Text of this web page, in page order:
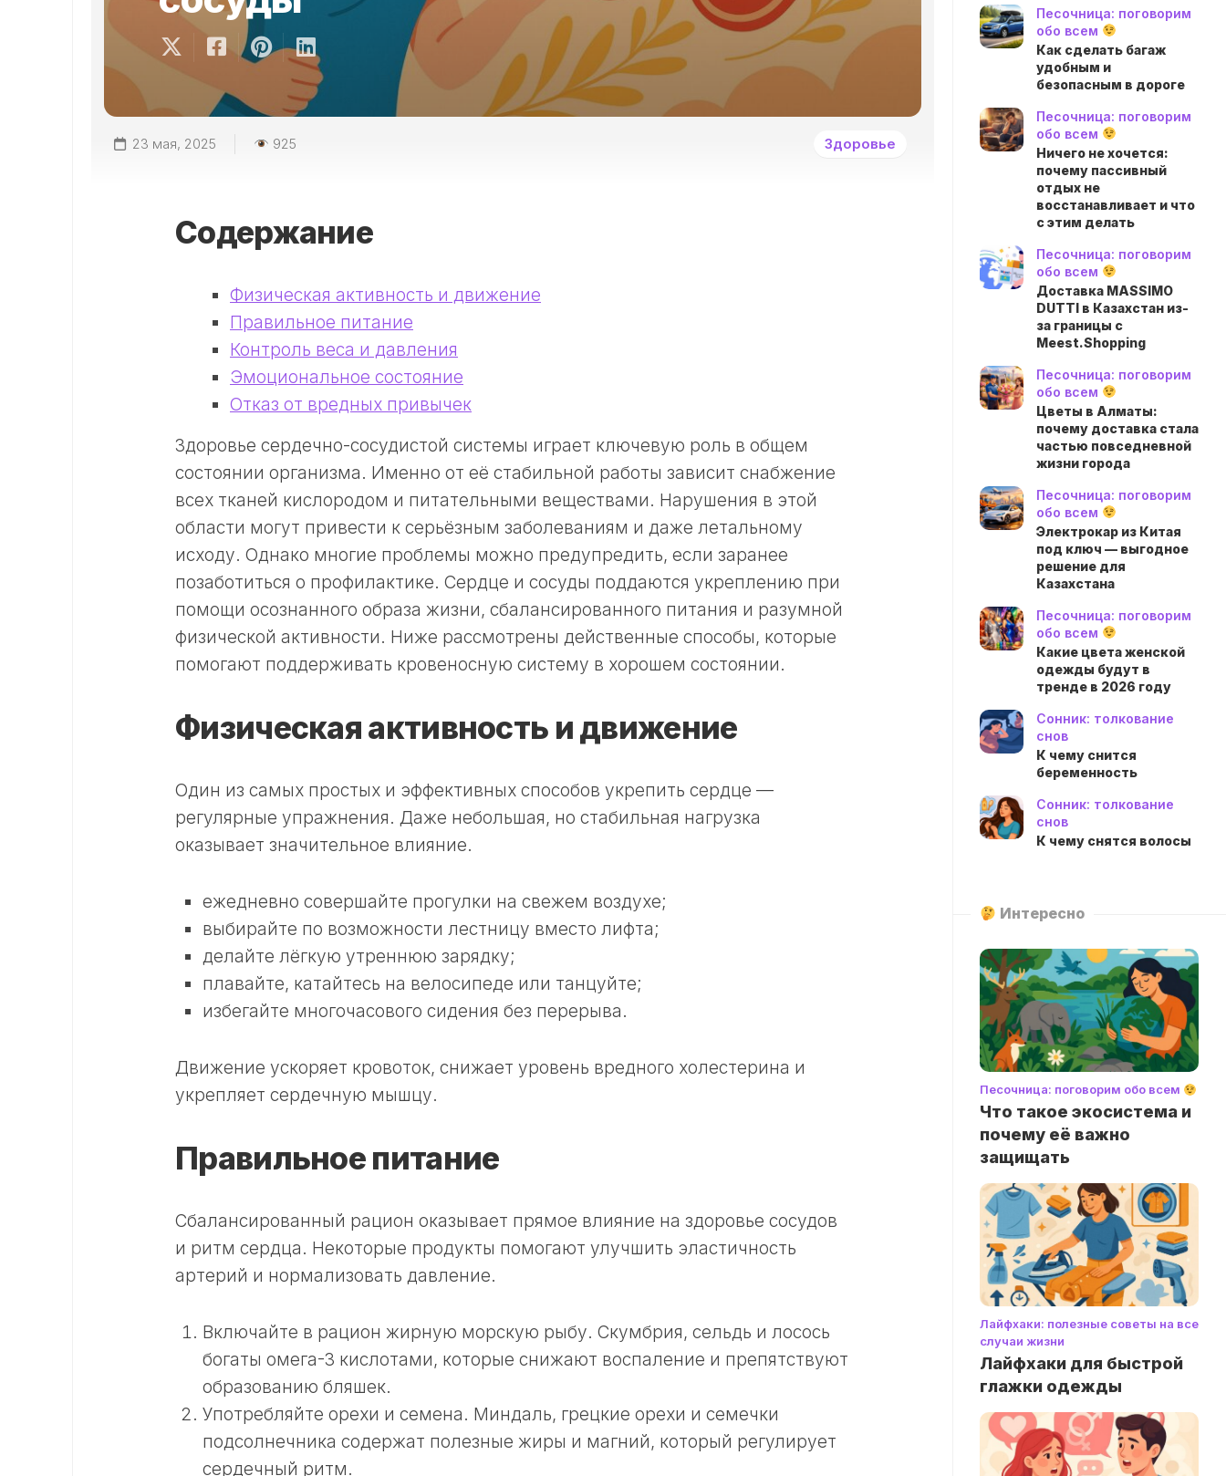
23 мая, 2025 925 Здоровье
Содержание
Физическая активность и движение
Правильное питание
Контроль веса и давления
Эмоциональное состояние
Отказ от вредных привычек
Здоровье сердечно-сосудистой системы играет ключевую роль в общем
состоянии организма. Именно от её стабильной работы зависит снабжение
всех тканей кислородом и питательными веществами. Нарушения в этой
области могут привести к серьёзным заболеваниям и даже летальному
исходу. Однако многие проблемы можно предупредить, если заранее
позаботиться о профилактике. Сердце и сосуды поддаются укреплению при
помощи осознанного образа жизни, сбалансированного питания и разумной
физической активности. Ниже рассмотрены действенные способы, которые
помогают поддерживать кровеносную систему в хорошем состоянии.
Физическая активность и движение
Один из самых простых и эффективных способов укрепить сердце —
регулярные упражнения. Даже небольшая, но стабильная нагрузка
оказывает значительное влияние.
ежедневно совершайте прогулки на свежем воздухе;
выбирайте по возможности лестницу вместо лифта;
делайте лёгкую утреннюю зарядку;
плавайте, катайтесь на велосипеде или танцуйте;
избегайте многочасового сидения без перерыва.
Движение ускоряет кровоток, снижает уровень вредного холестерина и
укрепляет сердечную мышцу.
Правильное питание
Сбалансированный рацион оказывает прямое влияние на здоровье сосудов
и ритм сердца. Некоторые продукты помогают улучшить эластичность
артерий и нормализовать давление.
Включайте в рацион жирную морскую рыбу. Скумбрия, сельдь и лосось
богаты омега-3 кислотами, которые снижают воспаление и препятствуют
образованию бляшек.
Употребляйте орехи и семена. Миндаль, грецкие орехи и семечки
подсолнечника содержат полезные жиры и магний, который регулирует
сердечный ритм.
Песочница: поговорим
обо всем
Как сделать багаж
удобным и
безопасным в дороге
Песочница: поговорим
обо всем
Ничего не хочется:
почему пассивный
отдых не
восстанавливает и что
с этим делать
Песочница: поговорим
обо всем
Доставка MASSIMO
DUTTI в Казахстан из-
за границы с
Meest.Shopping
Песочница: поговорим
обо всем
Цветы в Алматы:
почему доставка стала
частью повседневной
жизни города
Песочница: поговорим
обо всем
Электрокар из Китая
под ключ — выгодное
решение для
Казахстана
Песочница: поговорим
обо всем
Какие цвета женской
одежды будут в
тренде в 2026 году
Сонник: толкование
снов
К чему снится
беременность
Сонник: толкование
снов
К чему снятся волосы
Интересно
Песочница: поговорим обо всем
Что такое экосистема и
почему её важно
защищать
Лайфхаки: полезные советы на все
случаи жизни
Лайфхаки для быстрой
глажки одежды